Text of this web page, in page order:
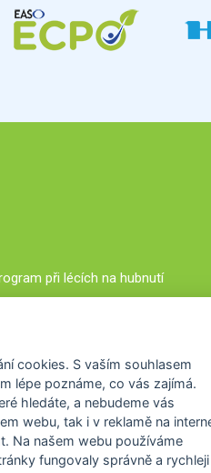
při lécích na hubnutí
cookies. S vaším souhlasem
lépe poznáme, co vás zajímá.
hledáte, a nebudeme vás
webu, tak i v reklamě na
Na našem webu používáme
fungovaly správně a